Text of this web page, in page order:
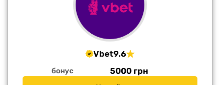
Vbet9.6
бонус 5000 грн